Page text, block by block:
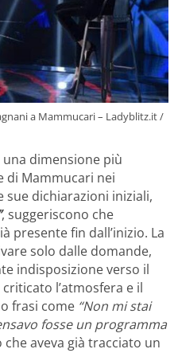
a Mammucari – Ladyblitz.it /
una dimensione più
di Mammucari nei
dichiarazioni iniziali,
, suggeriscono che
presente fin dall’inizio. La
solo dalle domande,
indisposizione verso il
l’atmosfera e il
frasi come “Non mi stai
fosse un programma
aveva già tracciato un